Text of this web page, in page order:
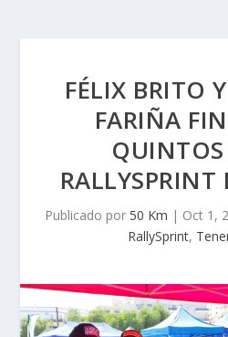
FÉLIX BRITO
FARIÑA
RALLYSPRINT
Publicado por 50 Km | Oct 1,
RallySprint,